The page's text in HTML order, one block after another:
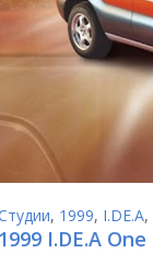
, 1999, I.DE.A,
1999 I.DE.A One